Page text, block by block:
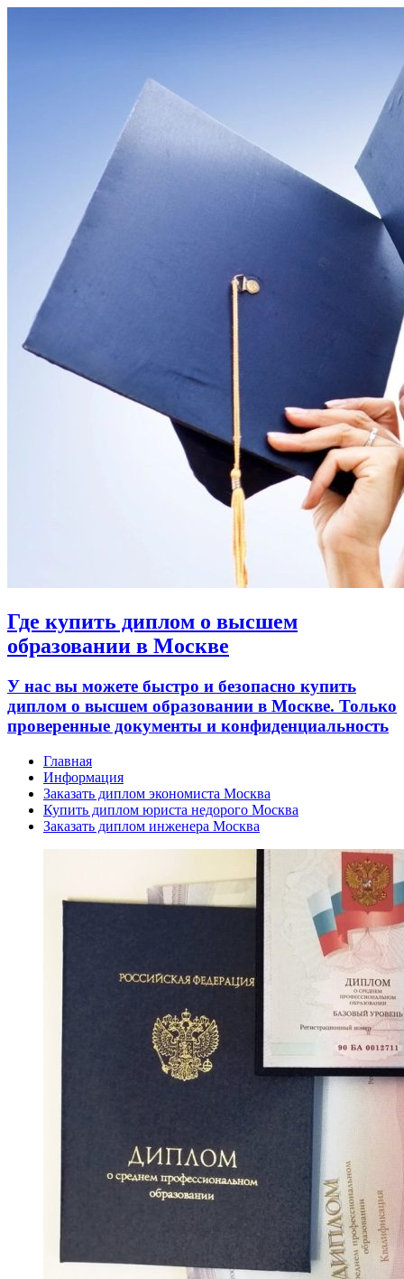
Где купить диплом о высшем
образовании в Москве
У нас вы можете быстро и безопасно купить
диплом о высшем образовании в Москве. Только
проверенные документы и конфиденциальность
Главная
Информация
Заказать диплом экономиста Москва
Купить диплом юриста недорого Москва
Заказать диплом инженера Москва